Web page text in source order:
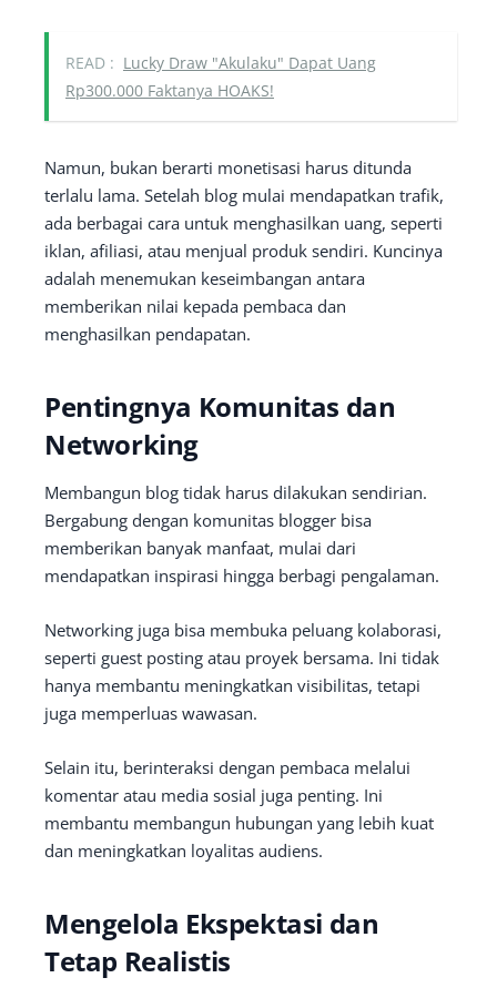
READ : Lucky Draw "Akulaku" Dapat Uang
Rp300.000 Faktanya HOAKS!
Namun, bukan berarti monetisasi harus ditunda
terlalu lama. Setelah blog mulai mendapatkan trafik,
ada berbagai cara untuk menghasilkan uang, seperti
iklan, afiliasi, atau menjual produk sendiri. Kuncinya
adalah menemukan keseimbangan antara
memberikan nilai kepada pembaca dan
menghasilkan pendapatan.
Pentingnya Komunitas dan
Networking
Membangun blog tidak harus dilakukan sendirian.
Bergabung dengan komunitas blogger bisa
memberikan banyak manfaat, mulai dari
mendapatkan inspirasi hingga berbagi pengalaman.
Networking juga bisa membuka peluang kolaborasi,
seperti guest posting atau proyek bersama. Ini tidak
hanya membantu meningkatkan visibilitas, tetapi
juga memperluas wawasan.
Selain itu, berinteraksi dengan pembaca melalui
komentar atau media sosial juga penting. Ini
membantu membangun hubungan yang lebih kuat
dan meningkatkan loyalitas audiens.
Mengelola Ekspektasi dan
Tetap Realistis